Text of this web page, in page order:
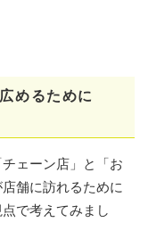
めるために
ェーン店」と「お
舗に訪れるために
で考えてみまし